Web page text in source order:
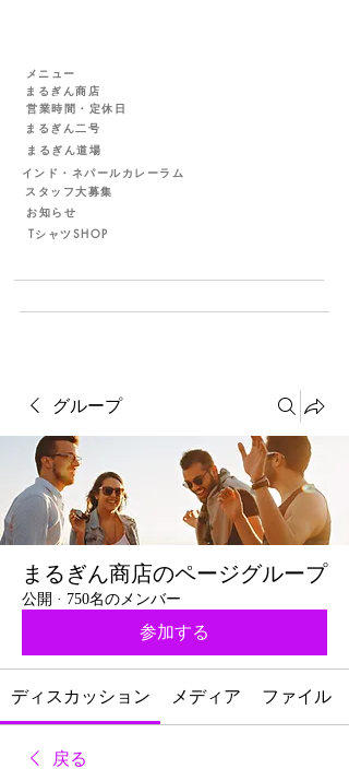
メニュー
まるぎん商店
営業時間・定休日
まるぎん二号
まるぎん道場
インド・ネパールカレーラム
スタッフ大募集
お知らせ
TシャツSHOP
グループ
まるぎん商店のページグループ
公開 · 750名のメンバー
参加する
ディスカッション メディア ファイル
戻る